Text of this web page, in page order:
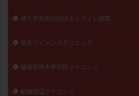
菜々子先生の妊活オンライン授業
蔵本ウイメンズクリニック
藤田医科大学羽田クリニック
醍醐渡辺クリニック